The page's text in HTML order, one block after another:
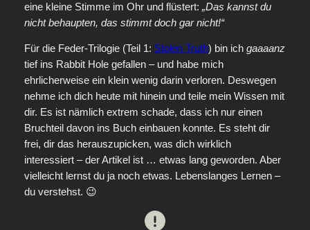
eine kleine Stimme im Ohr und flüstert: „Das kannst du
nicht behaupten, das stimmt doch gar nicht!“
Für die Feder-Trilogie (Teil 1: Stolen Truth) bin ich gaaaanz
tief ins Rabbit Hole gefallen – und habe mich
ehrlicherweise ein klein wenig darin verloren. Deswegen
nehme ich dich heute mit hinein und teile mein Wissen mit
dir. Es ist nämlich extrem schade, dass ich nur einen
Bruchteil davon ins Buch einbauen konnte. Es steht dir
frei, dir das herauszupicken, was dich wirklich
interessiert – der Artikel ist … etwas lang geworden. Aber
vielleicht lernst du ja noch etwas. Lebenslanges Lernen –
du verstehst. 😉